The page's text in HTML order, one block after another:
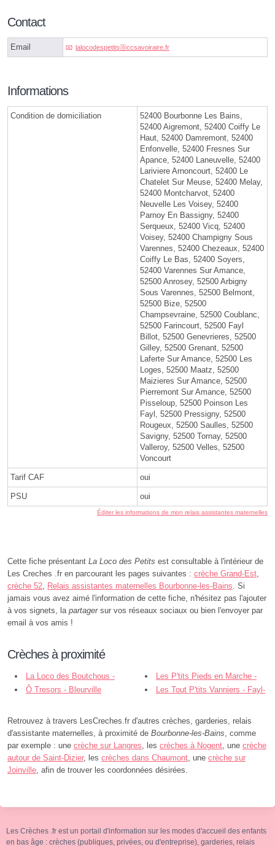
Contact
Email lalocodespetitsⓐccsavoiraire.fr
Informations
Condition de domiciliation
52400 Bourbonne Les Bains,
52400 Aigremont, 52400 Coiffy Le
Haut, 52400 Damremont, 52400
Enfonvelle, 52400 Fresnes Sur
Apance, 52400 Laneuvelle, 52400
Lariviere Arnoncourt, 52400 Le
Chatelet Sur Meuse, 52400 Melay,
52400 Montcharvot, 52400
Neuvelle Les Voisey, 52400
Parnoy En Bassigny, 52400
Serqueux, 52400 Vicq, 52400
Voisey, 52400 Champigny Sous
Varennes, 52400 Chezeaux, 52400
Coiffy Le Bas, 52400 Soyers,
52400 Varennes Sur Amance,
52500 Anrosey, 52500 Arbigny
Sous Varennes, 52500 Belmont,
52500 Bize, 52500
Champsevraine, 52500 Coublanc,
52500 Farincourt, 52500 Fayl
Billot, 52500 Genevrieres, 52500
Gilley, 52500 Grenant, 52500
Laferte Sur Amance, 52500 Les
Loges, 52500 Maatz, 52500
Maizieres Sur Amance, 52500
Pierremont Sur Amance, 52500
Pisseloup, 52500 Poinson Les
Fayl, 52500 Pressigny, 52500
Rougeux, 52500 Saulles, 52500
Savigny, 52500 Tornay, 52500
Valleroy, 52500 Velles, 52500
Voncourt
Tarif CAF oui
PSU oui
Éditer les informations de mon relais assistantes maternelles
Cette fiche présentant La Loco des Petits est consultable à l'intérieur de
Les Creches .fr en parcourant les pages suivantes : crèche Grand-Est,
crèche 52, Relais assistantes maternelles Bourbonne-les-Bains. Si
jamais vous avez aimé l'information de cette fiche, n'hésitez pas l'ajouter
à vos signets, la partagersur vos réseaux sociaux ou bien l'envoyer par
email à vos amis !
Crèches à proximité
La Loco des Boutchous -
Bourbonne-les-Bains
Les P'tits Pieds en Marche -
Martigny-les-Bains
Ô Tresors - Bleurville
Les Tout P'tits Vanniers - Fayl-
Retrouvez à travers LesCreches.fr d'autres crèches, garderies, relais
d'assistante maternelles, à proximité de Bourbonne-les-Bains, comme
par exemple : une crèche sur Langres, les crèches à Nogent, une crèche
autour de Saint-Dizier, les crèches dans Chaumont, une crèche sur
Joinville, afin de trouver les coordonnées désirées.
Les Crèches .fr est un portail d'information sur les modes d'accueil des enfants
en bas âge : crèches (publiques, privées, ou d'entreprise), garderies, relais